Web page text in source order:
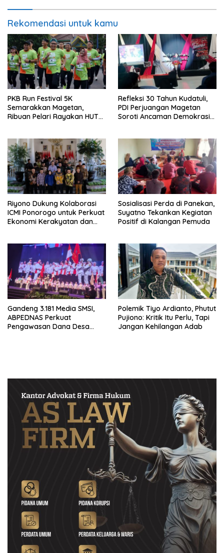
Rekomendasi untuk kamu
PKB Run Festival 5K
Semarakkan Magetan,
Ribuan Pelari Rayakan HUT
Refleksi 30 Tahun Kudatuli,
PDI Perjuangan Magetan
Soroti Ancaman Demokrasi
Riyono Dukung Kolaborasi
ICMI Ponorogo untuk Perkuat
Ekonomi Kerakyatan dan
Sosialisasi Perda di Panekan,
Suyatno Tekankan Kegiatan
Positif di Kalangan Pemuda
Gandeng 3.181 Media SMSI,
ABPEDNAS Perkuat
Pengawasan Dana Desa
Polemik Tiyo Ardianto, Phutut
Pujiono: Kritik Itu Perlu, Tapi
Jangan Kehilangan Adab